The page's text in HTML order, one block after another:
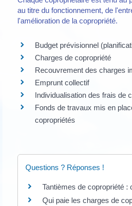
au titre du fonctionnement, de
l'amélioration de la copropriété.
Budget prévisionnel
Charges de copropriété
Recouvrement des charges
Emprunt collectif
Individualisation des frais de
Fonds de travaux mis en
copropriétés
Questions ? Réponses !
Tantièmes de copropriété :
Qui paie les charges de